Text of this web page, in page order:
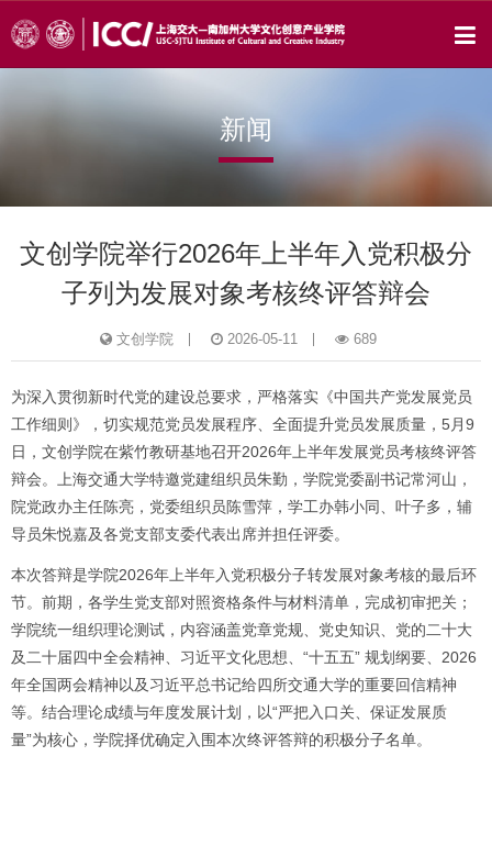
新闻
文创学院举行2026年上半年入党积极分
子列为发展对象考核终评答辩会
文创学院 2026-05-11 689
为深入贯彻新时代党的建设总要求，严格落实《中国共产党发展党员
工作细则》，切实规范党员发展程序、全面提升党员发展质量，5月9
日，文创学院在紫竹教研基地召开2026年上半年发展党员考核终评答
辩会。上海交通大学特邀党建组织员朱勤，学院党委副书记常河山，
院党政办主任陈亮，党委组织员陈雪萍，学工办韩小同、叶子多，辅
导员朱悦嘉及各党支部支委代表出席并担任评委。
本次答辩是学院2026年上半年入党积极分子转发展对象考核的最后环
节。前期，各学生党支部对照资格条件与材料清单，完成初审把关；
学院统一组织理论测试，内容涵盖党章党规、党史知识、党的二十大
及二十届四中全会精神、习近平文化思想、“十五五” 规划纲要、2026
年全国两会精神以及习近平总书记给四所交通大学的重要回信精神
等。结合理论成绩与年度发展计划，以“严把入口关、保证发展质
量”为核心，学院择优确定入围本次终评答辩的积极分子名单。